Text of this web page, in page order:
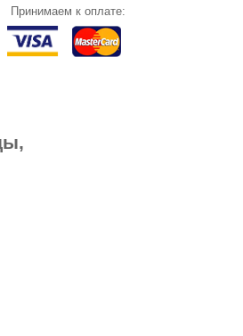
Принимаем к оплате: